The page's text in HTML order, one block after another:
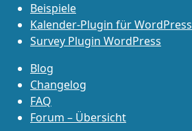
Beispiele
Kalender-Plugin für WordPress
Survey Plugin WordPress
Blog
Changelog
FAQ
Forum – Übersicht